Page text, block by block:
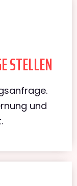
STELLEN
und